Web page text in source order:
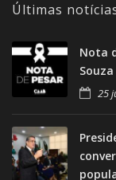
Últimas
Nota
Souza
25